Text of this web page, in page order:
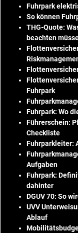
Fuhrpark
So können
THG-Quote:
beachten
Fuhrpark
Fuhrpark: Wo
Führerschein:
Checkliste
Fuhrparkleiter:
Aufgaben
Fuhrpark:
dahinter
DGUV 70: So
UVV
Ablauf